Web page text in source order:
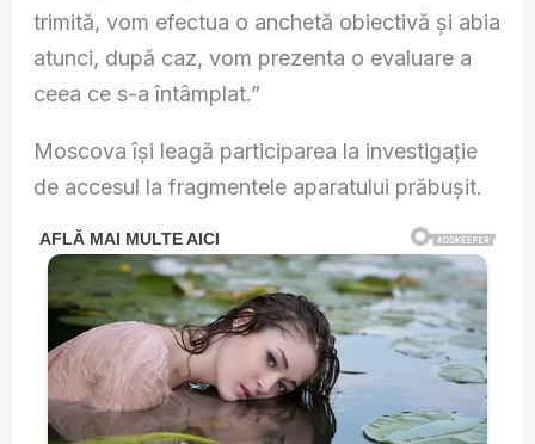
trimită, vom efectua o anchetă obiectivă și abia
atunci, după caz, vom prezenta o evaluare a
ceea ce s-a întâmplat.”
Moscova își leagă participarea la investigație
de accesul la fragmentele aparatului prăbușit.